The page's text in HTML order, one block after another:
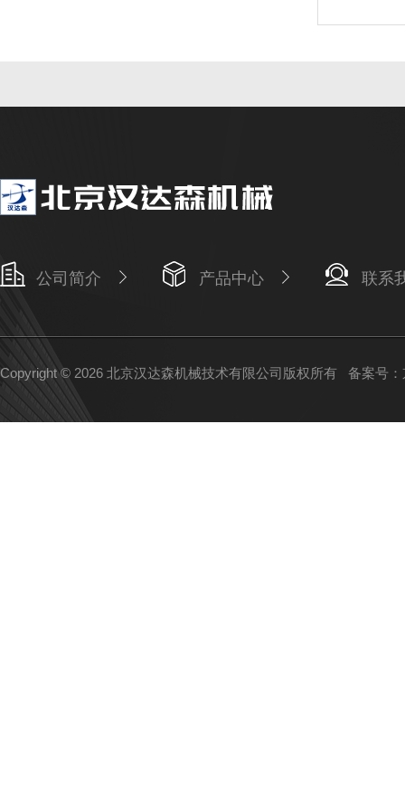
公司简介 产品中心 联系
Copyright © 2026 北京汉达森机械技术有限公司版权所有 备案号：